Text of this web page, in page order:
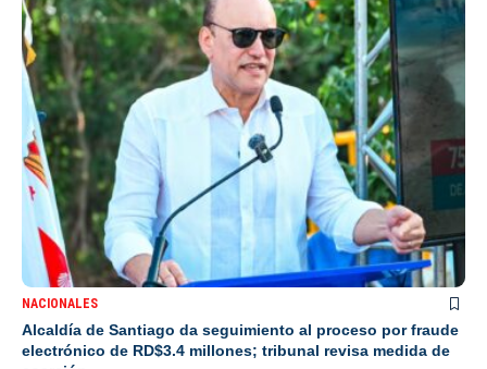
NACIONALES
Alcaldía de Santiago da seguimiento al proceso por fraude
electrónico de RD$3.4 millones; tribunal revisa medida de